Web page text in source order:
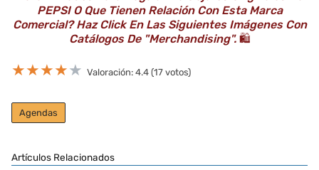
PEPSI O Que Tienen Relación Con Esta Marca
Comercial? Haz Click En Las Siguientes Imágenes Con
Catálogos De "Merchandising".🛍️
★★★★★ Valoración: 4.4 (17 votos)
Agendas
Artículos Relacionados